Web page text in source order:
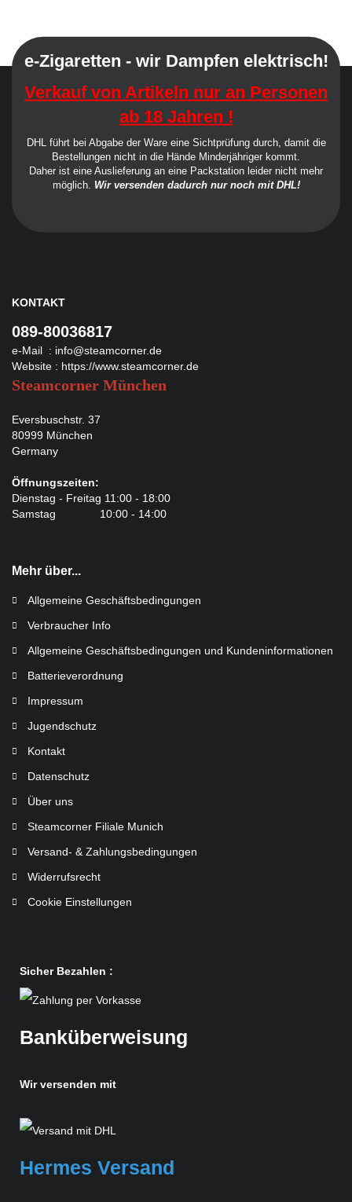
e-Zigaretten - wir Dampfen elektrisch!
Verkauf von Artikeln nur an Personen
ab 18 Jahren !
DHL führt bei Abgabe der Ware eine Sichtprüfung durch, damit die
Bestellungen nicht in die Hände Minderjähriger kommt.
Daher ist eine Auslieferung an eine Packstation leider nicht mehr
möglich. Wir versenden dadurch nur noch mit DHL!
KONTAKT
089-80036817
e-Mail : info@steamcorner.de
Website : https://www.steamcorner.de
Steamcorner München
Eversbuschstr. 37
80999 München
Germany
Öffnungszeiten:
Dienstag - Freitag 11:00 - 18:00
Samstag 10:00 - 14:00
Mehr über...
Allgemeine Geschäftsbedingungen
Verbraucher Info
Allgemeine Geschäftsbedingungen und Kundeninformationen
Batterieverordnung
Impressum
Jugendschutz
Kontakt
Datenschutz
Über uns
Steamcorner Filiale Munich
Versand- & Zahlungsbedingungen
Widerrufsrecht
Cookie Einstellungen
Sicher Bezahlen :
Banküberweisung
Wir versenden mit
Hermes Versand